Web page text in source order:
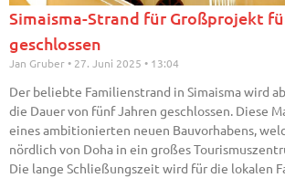
Simaisma-Strand für Großprojekt
geschlossen
Jan Gruber 27. Juni 2025 13:04
Der beliebte Familienstrand in Simaisma wird
die Dauer von fünf Jahren geschlossen. Diese
eines ambitionierten neuen Bauvorhabens,
nördlich von Doha in ein großes
Die lange Schließungszeit wird für die lokalen